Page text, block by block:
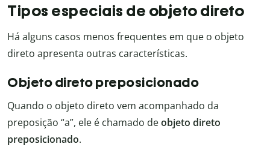
Tipos especiais de objeto direto
Há alguns casos menos frequentes em que o objeto
direto apresenta outras características.
Objeto direto preposicionado
Quando o objeto direto vem acompanhado da
preposição “a”, ele é chamado deobjeto direto
preposicionado.